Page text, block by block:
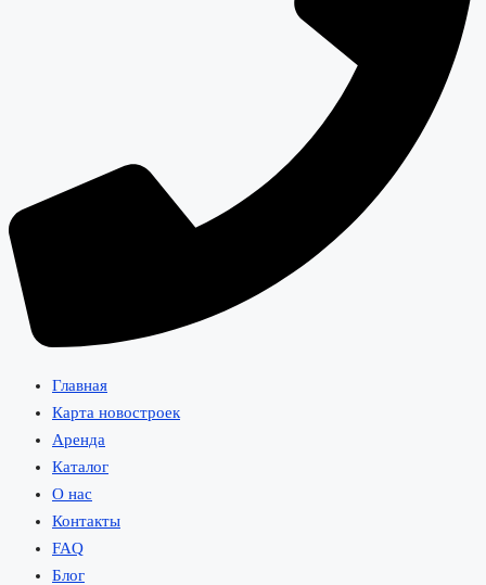
Главная
Карта новостроек
Аренда
Каталог
О нас
Контакты
FAQ
Блог